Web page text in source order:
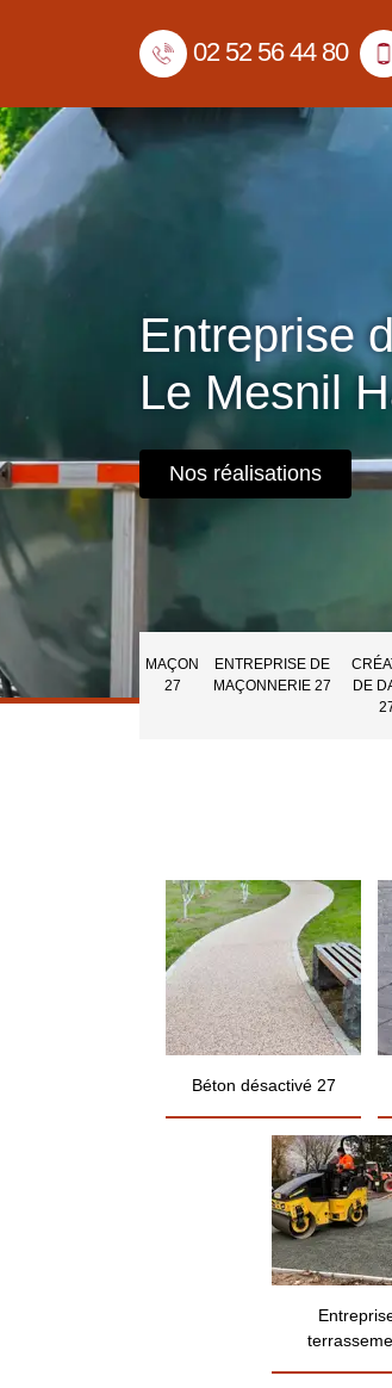
02 52 56 44 80
Entreprise
Le Mesnil
Nos réalisations
MAÇON
27
ENTREPRISE DE
MAÇONNERIE 27
DE
Béton désactivé 27